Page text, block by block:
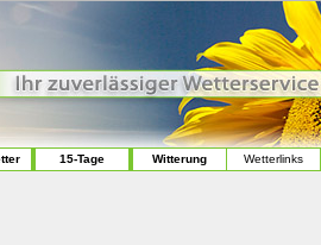
15-Tage Witterung Wetterlinks